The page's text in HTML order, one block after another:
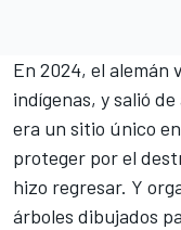
En 2024, el alemán
indígenas, y salió
era un sitio único
proteger por el
hizo regresar. Y
árboles dibujados